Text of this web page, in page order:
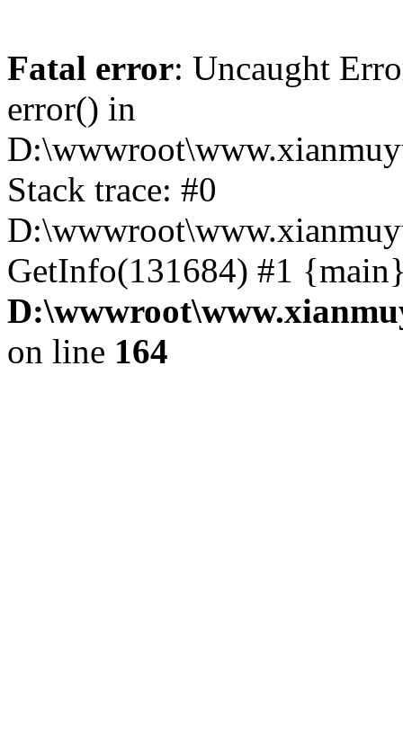
Fatal error: Uncaught
error() in
Stack trace: #0
GetInfo(131684) #1
on line 164